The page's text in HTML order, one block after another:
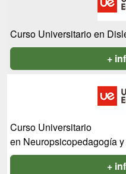
Curso Universitario en
+
Curso Universitario
en Neuropsicopedagogía
+